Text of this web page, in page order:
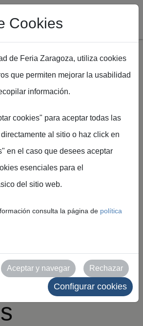
del
y
de
Cookies
de Feria Zaragoza, utiliza cookies
que permiten mejorar la usabilidad
información.
cookies" para aceptar todas las
al sitio o haz click en
en el caso que desees aceptar
esenciales para el
del sitio web.
consulta la página de política
Aceptar y navegar Rechazar
Configurar cookies